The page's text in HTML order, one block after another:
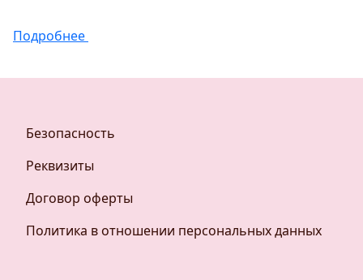
Подробнее
Безопасность
Реквизиты
Договор оферты
Политика в отношении персональных данных